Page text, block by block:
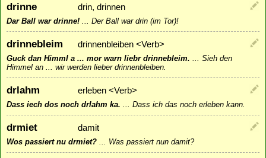
drinne drin, drinnen
Dar Ball war drinne! ... Der Ball war drin (im Tor)!
drinnebleim drinnenbleiben <Verb>
Guck dan Himml a ... mor warn liebr drinnebleim. ... Sieh den
Himmel an ... wir werden lieber drinnenbleiben.
drlahm erleben <Verb>
Dass iech dos noch drlahm ka. ... Dass ich das noch erleben kann.
drmiet damit
Wos passiert nu drmiet? ... Was passiert nun damit?